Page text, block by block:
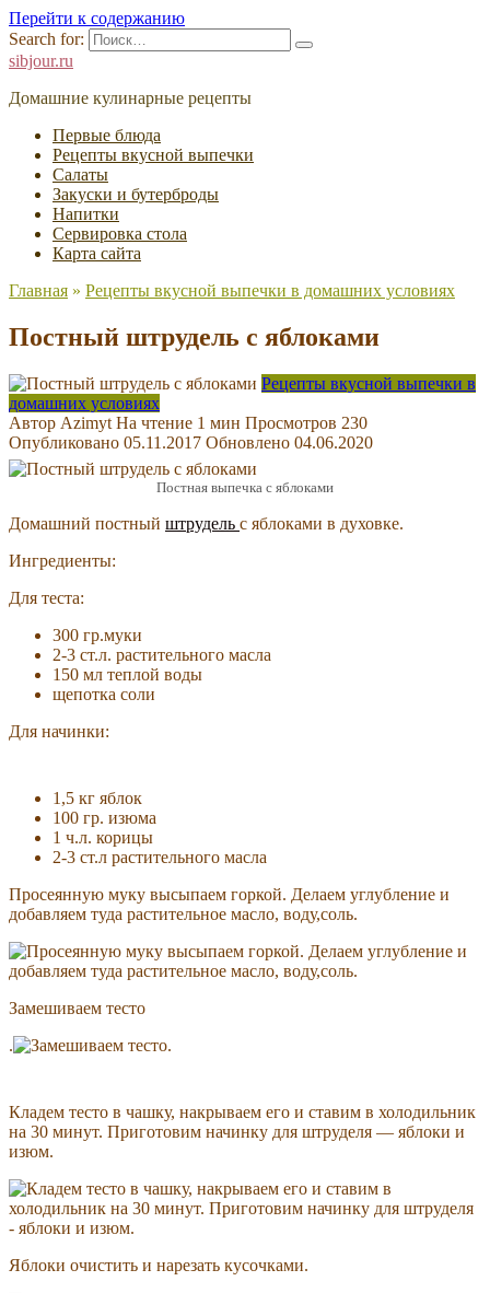
Перейти к содержанию
Search for:
sibjour.ru
Домашние кулинарные рецепты
Первые блюда
Рецепты вкусной выпечки
Салаты
Закуски и бутерброды
Напитки
Cервировка стола
Карта сайта
Главная » Рецепты вкусной выпечки в домашних условиях
Постный штрудель с яблоками
Рецепты вкусной выпечки в
домашних условиях
Автор Azimyt На чтение 1 мин Просмотров 230
Опубликовано 05.11.2017 Обновлено 04.06.2020
Постная выпечка с яблоками
Домашний постный штрудель с яблоками в духовке.
Ингредиенты:
Для теста:
300 гр.муки
2-3 ст.л. растительного масла
150 мл теплой воды
щепотка соли
Для начинки:
1,5 кг яблок
100 гр. изюма
1 ч.л. корицы
2-3 ст.л растительного масла
Просеянную муку высыпаем горкой. Делаем углубление и
добавляем туда растительное масло, воду,соль.
Замешиваем тесто
.
Кладем тесто в чашку, накрываем его и ставим в холодильник
на 30 минут. Приготовим начинку для штруделя — яблоки и
изюм.
Яблоки очистить и нарезать кусочками.